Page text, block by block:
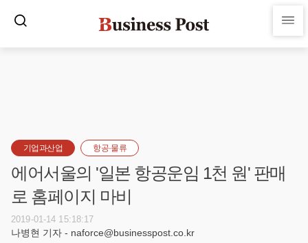
기업과산업 항공·물류
에어서울의 '일본 항공운임 1천 원' 판매
로 홈페이지 마비
2019-01-14 15:18:17
나병현 기자 - naforce@businesspost.co.kr